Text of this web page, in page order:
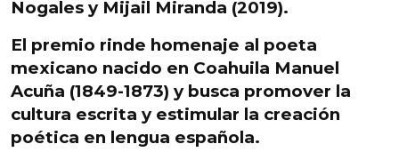
Nogales y Mijail Miranda (2019).
El premio rinde homenaje al poeta
mexicano nacido en Coahuila Manuel
Acuña (1849-1873) y busca promover la
cultura escrita y estimular la creación
poética en lengua española.